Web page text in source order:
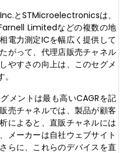
とSTMicroelectronicsは、
Limitedなどの複数の地
電力測定ICを幅広く提供して
がって、代理店販売チャネル
やすさの向上は、このセグメ
メントは最も高いCAGRを記
売チャネルでは、製品が顧客
によると、直販チャネルには
メーカーは自社ウェブサイト
らに、これらのデバイスを直